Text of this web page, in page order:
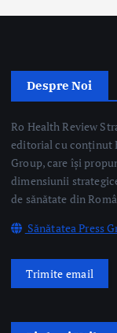
dimensiunii
Trimite email
Linkuri Utile
Editoriale
Science&Tech
Pharma